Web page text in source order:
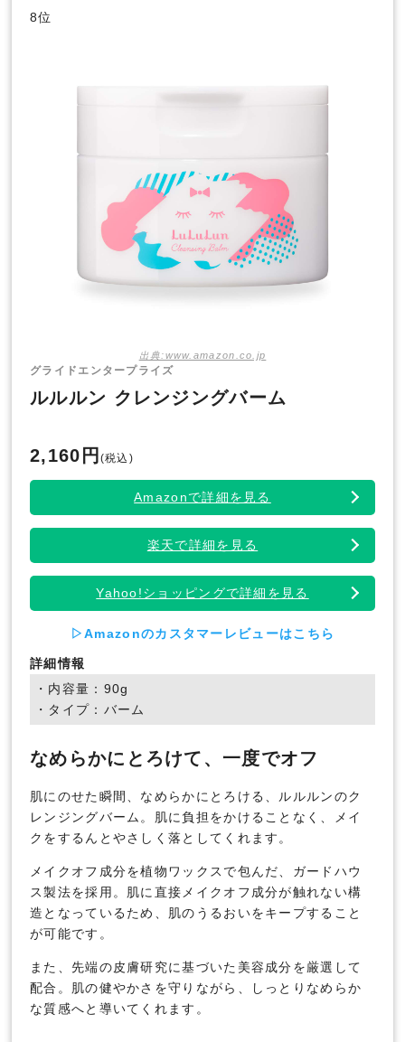
8位
出典:www.amazon.co.jp
グライドエンタープライズ
ルルルン クレンジングバーム
2,160円 (税込)
Amazonで詳細を見る
楽天で詳細を見る
Yahoo!ショッピングで詳細を見る
▷Amazonのカスタマーレビューはこちら
詳細情報
・内容量：90g
・タイプ：バーム
なめらかにとろけて、一度でオフ
肌にのせた瞬間、なめらかにとろける、ルルルンのク
レンジングバーム。肌に負担をかけることなく、メイ
クをするんとやさしく落としてくれます。
メイクオフ成分を植物ワックスで包んだ、ガードハウ
ス製法を採用。肌に直接メイクオフ成分が触れない構
造となっているため、肌のうるおいをキープすること
が可能です。
また、先端の皮膚研究に基づいた美容成分を厳選して
配合。肌の健やかさを守りながら、しっとりなめらか
な質感へと導いてくれます。